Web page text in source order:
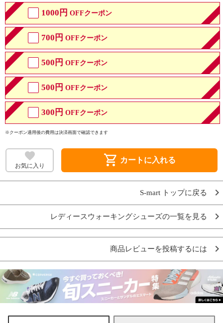
1000円 OFFクーポン
700円 OFFクーポン
500円 OFFクーポン
500円 OFFクーポン
300円 OFFクーポン
※クーポン適用後の費用は決済画面で確認できます
お気に入り shopping_cart カートに入れる
S-mart トップに戻る
レディースウォーキングシューズの一覧を見る
商品レビューを投稿するには